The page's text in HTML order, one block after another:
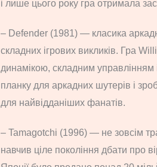
і лише цього року гра отримала
– Defender (1981) — класика
складних ігрових викликів. Гра
динамікою, складним
планку для аркадних шутерів і
для найвідданіших фанатів.
– Tamagotchi (1996) — не зовсім
навчив ціле покоління дбати про